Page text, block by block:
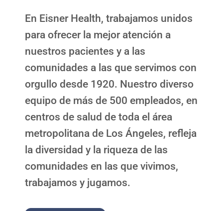
En Eisner Health, trabajamos unidos
para ofrecer la mejor atención a
nuestros pacientes y a las
comunidades a las que servimos con
orgullo desde 1920. Nuestro diverso
equipo de más de 500 empleados, en
centros de salud de toda el área
metropolitana de Los Ángeles, refleja
la diversidad y la riqueza de las
comunidades en las que vivimos,
trabajamos y jugamos.